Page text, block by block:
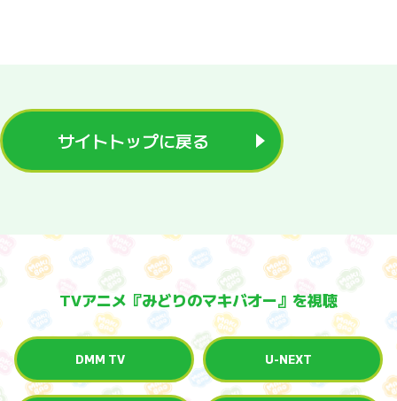
サイトトップに戻る
TVアニメ『みどりのマキバオー』を視聴
DMM TV U-NEXT